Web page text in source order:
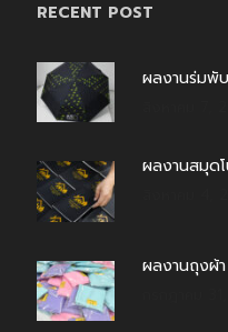
RECENT POST
ผลงานร่มพั
ผลงานสมุด
ผลงานถุงผ้